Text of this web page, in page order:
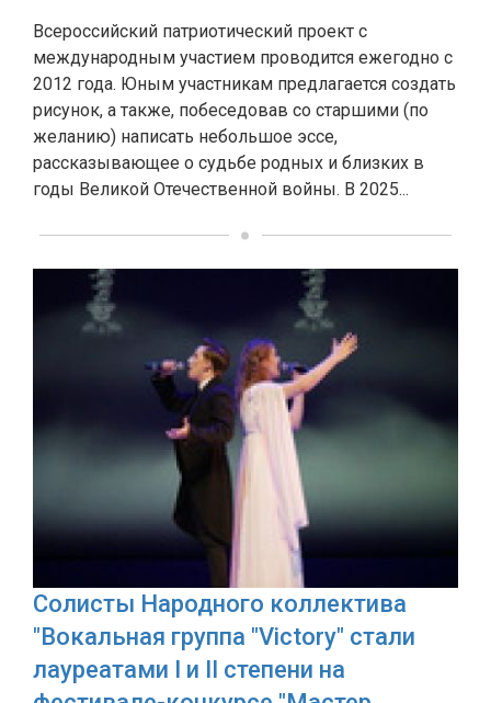
Всероссийский патриотический проект с
международным участием проводится ежегодно с
2012 года. Юным участникам предлагается создать
рисунок, а также, побеседовав со старшими (по
желанию) написать небольшое эссе,
рассказывающее о судьбе родных и близких в
годы Великой Отечественной войны. В 2025...
Солисты Народного коллектива
"Вокальная группа "Victory" стали
лауреатами I и II степени на